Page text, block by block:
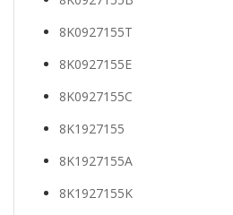
8K0927155T
8K0927155E
8K0927155C
8K1927155
8K1927155A
8K1927155K